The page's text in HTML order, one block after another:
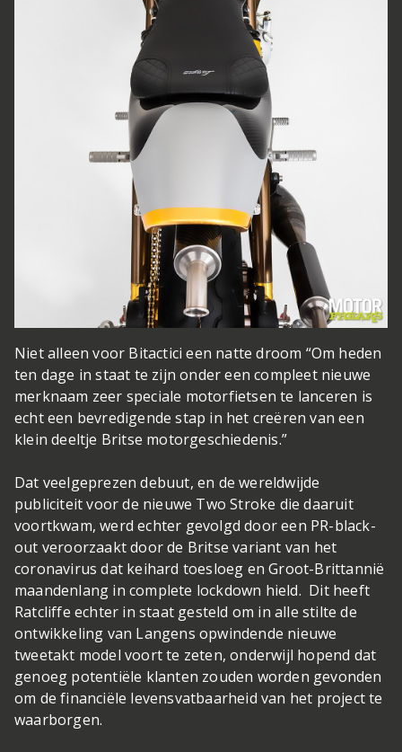
Niet alleen voor Bitactici een natte droom “Om heden
ten dage in staat te zijn onder een compleet nieuwe
merknaam zeer speciale motorfietsen te lanceren is
echt een bevredigende stap in het creëren van een
klein deeltje Britse motorgeschiedenis.”
Dat veelgeprezen debuut, en de wereldwijde
publiciteit voor de nieuwe Two Stroke die daaruit
voortkwam, werd echter gevolgd door een PR-black-
out veroorzaakt door de Britse variant van het
coronavirus dat keihard toesloeg en Groot-Brittannië
maandenlang in complete lockdown hield. Dit heeft
Ratcliffe echter in staat gesteld om in alle stilte de
ontwikkeling van Langens opwindende nieuwe
tweetakt model voort te zeten, onderwijl hopend dat
genoeg potentiële klanten zouden worden gevonden
om de financiële levensvatbaarheid van het project te
waarborgen.